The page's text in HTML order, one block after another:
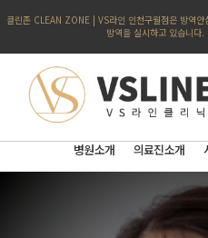
클린존 CLEAN ZONE | VS라인 인천구월점은 방역
방역을 실시하고 있습니다
병원소개 의료진소개